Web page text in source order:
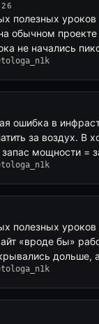
полезных уроков
обычном
не начались
ошибка в
за воздух. В
мощности =
полезных уроков
«вроде бы»